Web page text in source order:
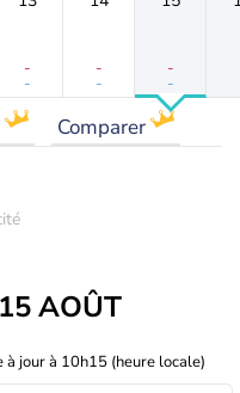
-
-
-
-
-
-
Comparer
AOÛT
à jour à 10h15 (heure locale)